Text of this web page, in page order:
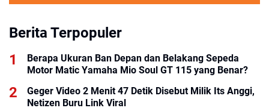
Berita Terpopuler
Berapa Ukuran Ban Depan dan Belakang Sepeda
Motor Matic Yamaha Mio Soul GT 115 yang Benar?
Geger Video 2 Menit 47 Detik Disebut Milik Its Anggi,
Netizen Buru Link Viral